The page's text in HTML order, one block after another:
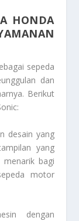
HONDA
sepeda
dan
Berikut
desain yang
yang
bagi
motor
dengan